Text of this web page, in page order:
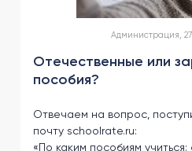
Администрация, 27
Отечественные или
пособия?
Отвечаем на вопрос,
почту schoolrate.ru:
«По каким пособиям